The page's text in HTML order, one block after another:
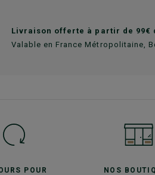
Livraison offerte à partir de
Valable en France Métropolitaine,
POUR
NOS